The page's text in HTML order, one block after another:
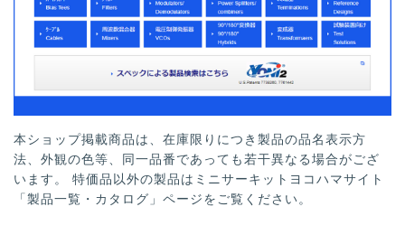
本ショップ掲載商品は、在庫限りにつき製品の品名表示方
法、外観の色等、同一品番であっても若干異なる場合がござ
います。 特価品以外の製品はミニサーキットヨコハマサイト
「製品一覧・カタログ」ページをご覧ください。